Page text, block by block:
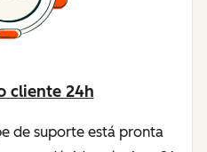
cliente 24h
de suporte está pronta